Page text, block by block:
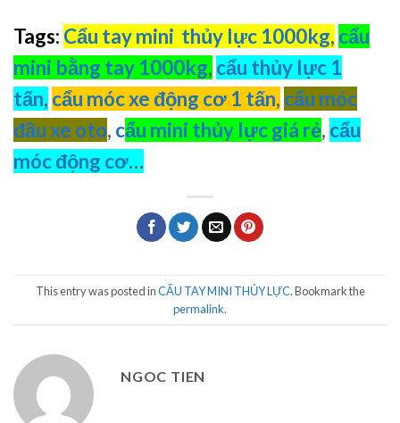
Tags: Cẩu tay mini thủy lực 1000kg, cẩu
mini bằng tay 1000kg, cẩu thủy lực 1
tấn, cẩu móc xe động cơ 1 tấn, cẩu móc
đầu xe oto, cẩu mini thủy lực giá rẻ, cẩu
móc động cơ…
This entry was posted inCẨU TAY MINI THỦY LỰC. Bookmark the
permalink.
NGOC TIEN